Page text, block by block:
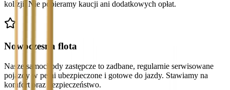
kolizji. Nie pobieramy kaucji ani dodatkowych opłat.
Nowoczesna flota
Nasze samochody zastępcze to zadbane, regularnie serwisowane
pojazdy w pełni ubezpieczone i gotowe do jazdy. Stawiamy na
komfort oraz bezpieczeństwo.